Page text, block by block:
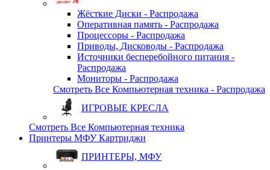
Жёсткие Диски - Распродажа
Оперативная память - Распродажа
Процессоры - Распродажа
Приводы, Дисководы - Распродажа
Источники бесперебойного питания -
Распродажа
Мониторы - Распродажа
Смотреть Все Компьютерная техника - Распродажа
ИГРОВЫЕ КРЕСЛА
Смотреть Все Компьютерная техника
Принтеры МФУ Картриджи
ПРИНТЕРЫ, МФУ